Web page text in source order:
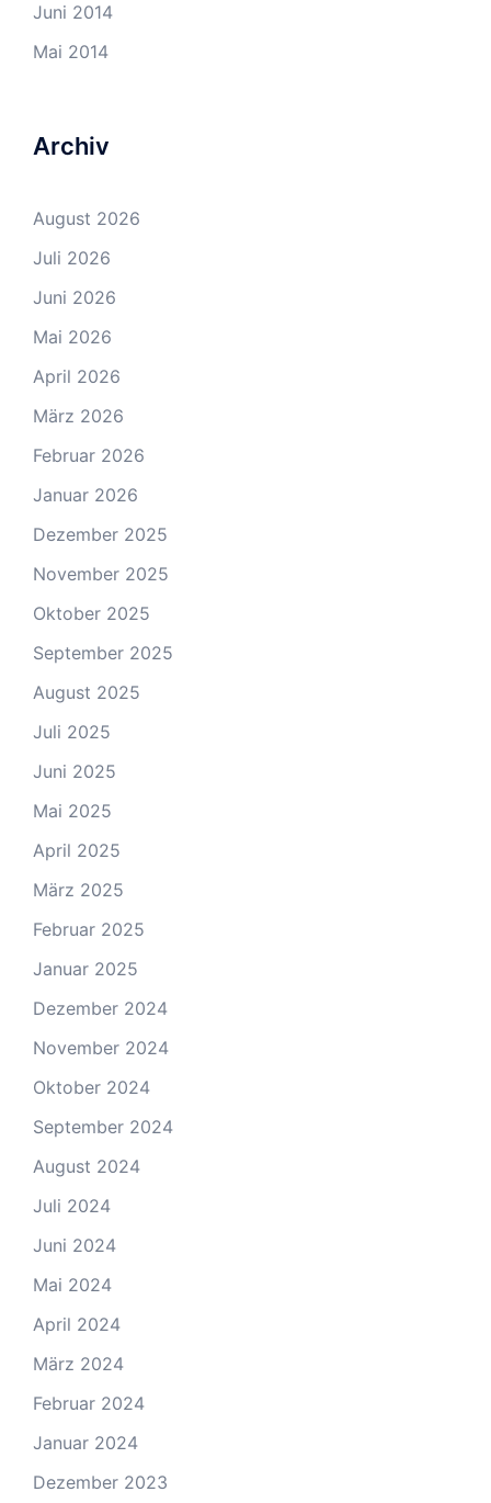
Juni 2014
Mai 2014
Archiv
August 2026
Juli 2026
Juni 2026
Mai 2026
April 2026
März 2026
Februar 2026
Januar 2026
Dezember 2025
November 2025
Oktober 2025
September 2025
August 2025
Juli 2025
Juni 2025
Mai 2025
April 2025
März 2025
Februar 2025
Januar 2025
Dezember 2024
November 2024
Oktober 2024
September 2024
August 2024
Juli 2024
Juni 2024
Mai 2024
April 2024
März 2024
Februar 2024
Januar 2024
Dezember 2023